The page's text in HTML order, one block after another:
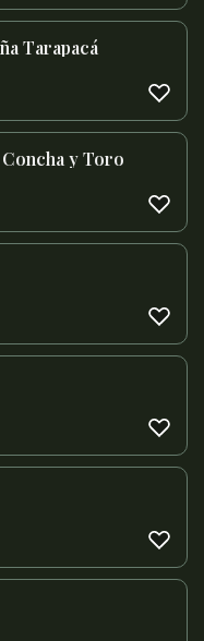
Tarapacá
y Toro